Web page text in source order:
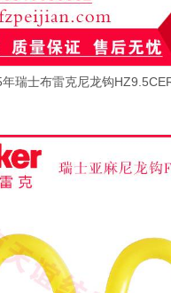
年瑞士布雷克尼龙钩